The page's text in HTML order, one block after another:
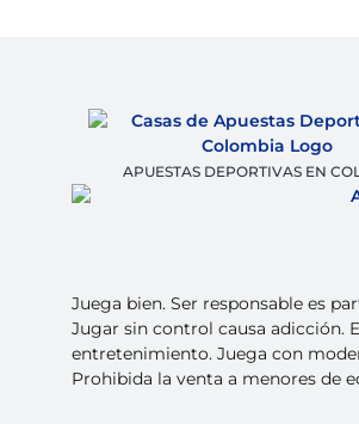
APUESTAS DEPORTIVAS EN
Juega bien. Ser responsable es
Jugar sin control causa adicción.
entretenimiento. Juega con
Prohibida la venta a menores de